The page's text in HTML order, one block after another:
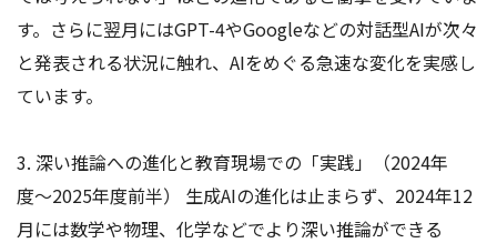
す。さらに翌月にはGPT-4やGoogleなどの対話型AIが次々
と発表される状況に触れ、AIをめぐる急速な変化を実感し
ています。
3. 深い推論への進化と教育現場での「実践」（2024年
度〜2025年度前半） 生成AIの進化は止まらず、2024年12
月には数学や物理、化学などでより深い推論ができる